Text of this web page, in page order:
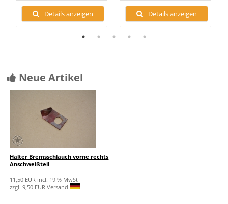
Details anzeigen Details anzeigen
Neue Artikel
Halter Bremsschlauch vorne rechts
Anschweißteil
11,50 EUR incl. 19 % MwSt
zzgl. 9,50 EUR Versand